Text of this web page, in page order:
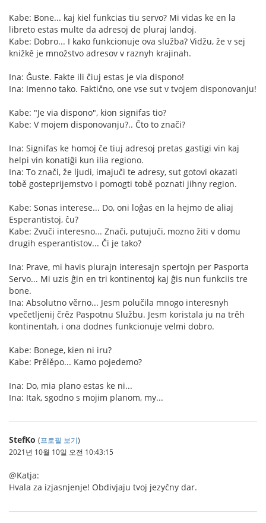
Kabe: Bone... kaj kiel funkcias tiu servo? Mi vidas ke en la
libreto estas multe da adresoj de pluraj landoj.
Kabe: Dobro... I kako funkcionuje ova služba? Vidžu, že v sej
knižkě je množstvo adresov v raznyh krajinah.
Ina: Ĝuste. Fakte ili ĉiuj estas je via dispono!
Ina: Imenno tako. Faktično, one vse sut v tvojem disponovanju!
Kabe: "Je via dispono", kion signifas tio?
Kabe: V mojem disponovanju?.. Čto to znači?
Ina: Signifas ke homoj ĉe tiuj adresoj pretas gastigi vin kaj
helpi vin konatiĝi kun ilia regiono.
Ina: To znači, že ljudi, imajuči te adresy, sut gotovi okazati
tobě gosteprijemstvo i pomogti tobě poznati jihny region.
Kabe: Sonas interese... Do, oni loĝas en la hejmo de aliaj
Esperantistoj, ĉu?
Kabe: Zvuči interesno... Znači, putujuči, mozno žiti v domu
drugih esperantistov... Či je tako?
Ina: Prave, mi havis plurajn interesajn spertojn per Pasporta
Servo... Mi uzis ĝin en tri kontinentoj kaj ĝis nun funkciis tre
bone.
Ina: Absolutno věrno... Jesm polučila mnogo interesnyh
vpečetljenij črěz Paspotnu Službu. Jesm koristala ju na trěh
kontinentah, i ona dodnes funkcionuje velmi dobro.
Kabe: Bonege, kien ni iru?
Kabe: Prělěpo... Kamo pojedemo?
Ina: Do, mia plano estas ke ni...
Ina: Itak, sgodno s mojim planom, my...
StefKo (프로필 보기)
2021년 10월 10일 오전 10:43:15
@Katja:
Hvala za izjasnjenje! Obdivjaju tvoj jezyčny dar.